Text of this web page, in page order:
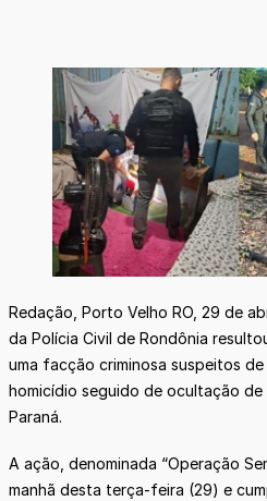
Redação, Porto Velho RO, 29 de
da Polícia Civil de Rondônia
uma facção criminosa suspeitos
homicídio seguido de ocultação
Paraná.
A ação, denominada “Operação
manhã desta terça-feira (29) e